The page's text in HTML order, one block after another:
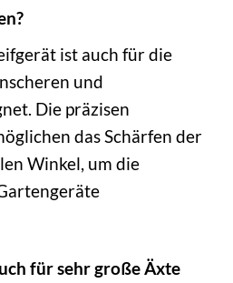
ist auch für die
und
Die präzisen
das Schärfen der
Winkel, um die
für sehr große Äxte